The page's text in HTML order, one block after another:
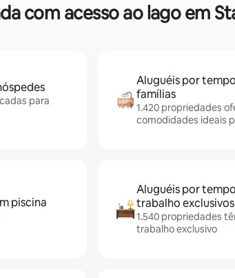
com acesso ao lago em
para
Aluguéis por
famílias
1.420 propriedades
comodidades ideais
piscina
Aluguéis por
trabalho exclusivos
1.540 propriedades
trabalho exclusivo